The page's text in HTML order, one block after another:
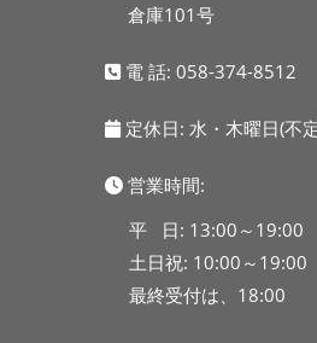
倉庫101号
電 話: 058-374-8512
定休日: 水・木曜日(不
営業時間:
平 日: 13:00～19:00
土日祝: 10:00～19:00
最終受付は、18:00